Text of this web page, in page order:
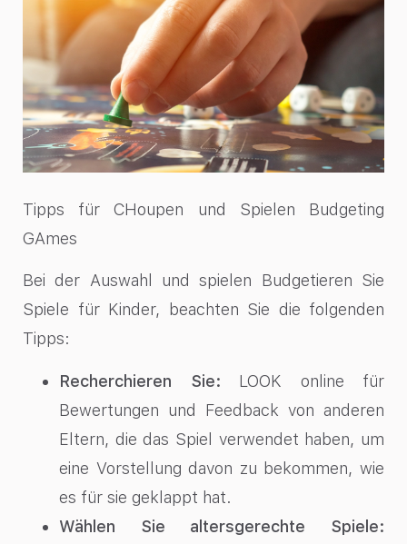
Tipps für CHoupen und Spielen Budgeting
GAmes
Bei der Auswahl und spielen Budgetieren Sie
Spiele für Kinder, beachten Sie die folgenden
Tipps:
Recherchieren Sie: LOOK online für
Bewertungen und Feedback von anderen
Eltern, die das Spiel verwendet haben, um
eine Vorstellung davon zu bekommen, wie
es für sie geklappt hat.
Wählen Sie altersgerechte Spiele: